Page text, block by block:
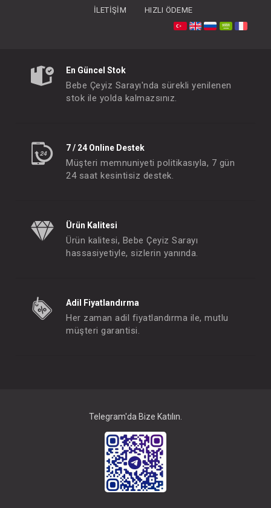
FIYATLARI GÖRMEK IÇIN ÜYE
OLUNUZ
FIYATLARI GÖRMEK IÇIN ÜYE
OLUNUZ
İLETIŞIM
HIZLI ÖDEME
En Güncel Stok
Bebe Çeyiz Sarayı'nda sürekli yenilenen
stok ile yolda kalmazsınız.
7 / 24 Online Destek
Müşteri memnuniyeti politikasıyla, 7 gün
24 saat kesintisiz destek.
Ürün Kalitesi
Ürün kalitesi, Bebe Çeyiz Sarayı
hassasiyetiyle, sizlerin yanında.
Adil Fiyatlandırma
Her zaman adil fiyatlandırma ile, mutlu
müşteri garantisi.
Telegram'da Bize Katılın.